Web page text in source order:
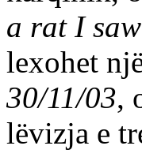
a rat I
lexohet
30/11/03,
lëvizja e